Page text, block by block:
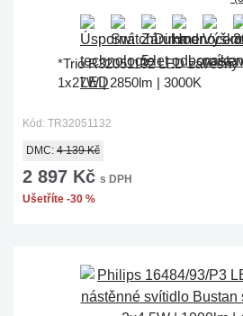
*Trio R32051132 LED
1x27W | 2850lm | 3000K
Kód: TR32051132
DMC: 4 139 Kč
2 897 Kč s DPH
Ušetříte -30 %